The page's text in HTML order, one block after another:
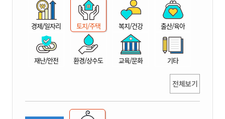
산
경제/일자리 토지/주택 복지/건강 출산/육아
재난/안전 환경/상수도 교육/문화 기타
전체보기